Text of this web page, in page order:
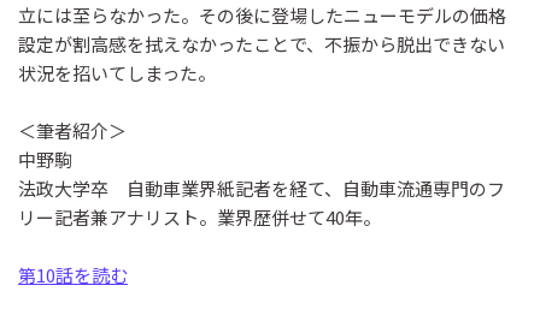
立には至らなかった。その後に登場したニューモデルの価格
設定が割高感を拭えなかったことで、不振から脱出できない
状況を招いてしまった。
＜筆者紹介＞
中野駒
法政大学卒 自動車業界紙記者を経て、自動車流通専門のフ
リー記者兼アナリスト。業界歴併せて40年。
第10話を読む